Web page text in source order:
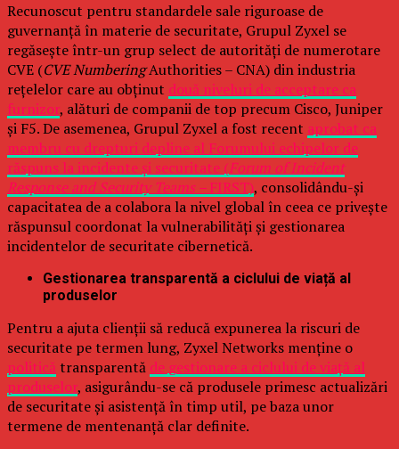
Recunoscut pentru standardele sale riguroase de
guvernanță în materie de securitate, Grupul Zyxel se
regăsește într-un grup select de autorități de numerotare
CVE (CVE NumberingAuthorities – CNA) din industria
rețelelor care au obținut două niveluri de acceptare ca
furnizor, alături de companii de top precum Cisco, Juniper
și F5. De asemenea, Grupul Zyxel a fost recent aprobat ca
membru cu drepturi depline al Forumului echipelor de
răspuns la incidente și securitate (Forum of Incident
Response and Security Teams –FIRST), consolidându-și
capacitatea de a colabora la nivel global în ceea ce privește
răspunsul coordonat la vulnerabilități și gestionarea
incidentelor de securitate cibernetică.
Gestionarea transparentă a ciclului de viață al
produselor
Pentru a ajuta clienții să reducă expunerea la riscuri de
securitate pe termen lung, Zyxel Networks menține o
politică transparentă de gestionare a ciclului de viață al
produselor, asigurându-se că produsele primesc actualizări
de securitate și asistență în timp util, pe baza unor
termene de mentenanță clar definite.